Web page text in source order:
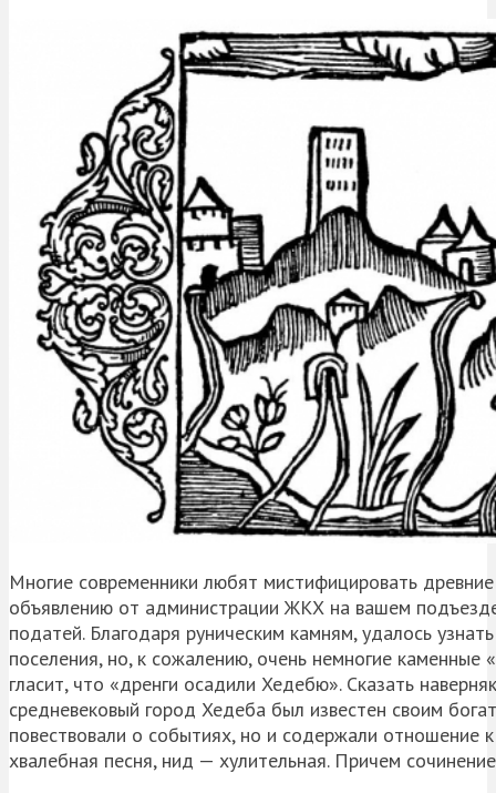
Многие современники любят мистифицировать
объявлению от администрации ЖКХ на вашем
податей. Благодаря руническим камням, удалось
поселения, но, к сожалению, очень немногие
гласит, что «дренги осадили Хедебю». Сказать
средневековый город Хедеба был известен своим
повествовали о событиях, но и содержали отношение
хвалебная песня, нид — хулительная. Причем